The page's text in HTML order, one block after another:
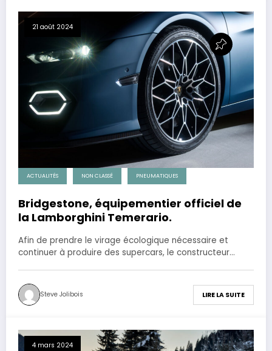
21 août 2024
ACTUALITÉS NON CLASSÉ PNEUMATIQUES
Bridgestone, équipementier officiel de
la Lamborghini Temerario.
Afin de prendre le virage écologique nécessaire et
continuer à produire des supercars, le constructeur…
Steve Jolibois LIRE LA SUITE
4 mars 2024